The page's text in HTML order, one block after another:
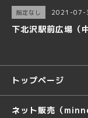
指定なし 2021-
下北沢駅前広場（
トップページ
ネット販売（